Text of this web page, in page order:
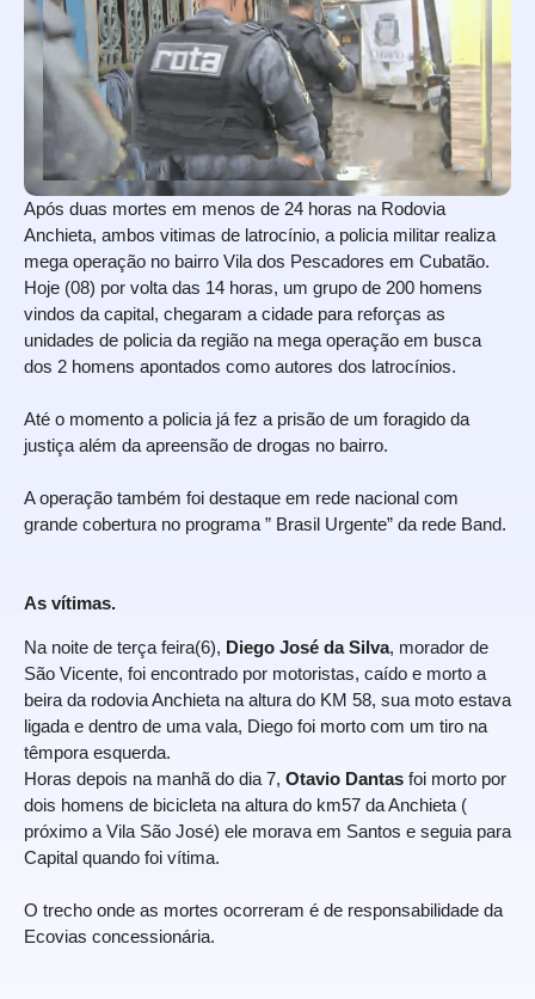
Após duas mortes em menos de 24 horas na Rodovia
Anchieta, ambos vitimas de latrocínio, a policia militar realiza
mega operação no bairro Vila dos Pescadores em Cubatão.
Hoje (08) por volta das 14 horas, um grupo de 200 homens
vindos da capital, chegaram a cidade para reforças as
unidades de policia da região na mega operação em busca
dos 2 homens apontados como autores dos latrocínios.
Até o momento a policia já fez a prisão de um foragido da
justiça além da apreensão de drogas no bairro.
A operação também foi destaque em rede nacional com
grande cobertura no programa ” Brasil Urgente” da rede Band.
As vítimas.
Na noite de terça feira(6), Diego José da Silva, morador de
São Vicente, foi encontrado por motoristas, caído e morto a
beira da rodovia Anchieta na altura do KM 58, sua moto estava
ligada e dentro de uma vala, Diego foi morto com um tiro na
têmpora esquerda.
Horas depois na manhã do dia 7, Otavio Dantas foi morto por
dois homens de bicicleta na altura do km57 da Anchieta (
próximo a Vila São José) ele morava em Santos e seguia para
Capital quando foi vítima.
O trecho onde as mortes ocorreram é de responsabilidade da
Ecovias concessionária.